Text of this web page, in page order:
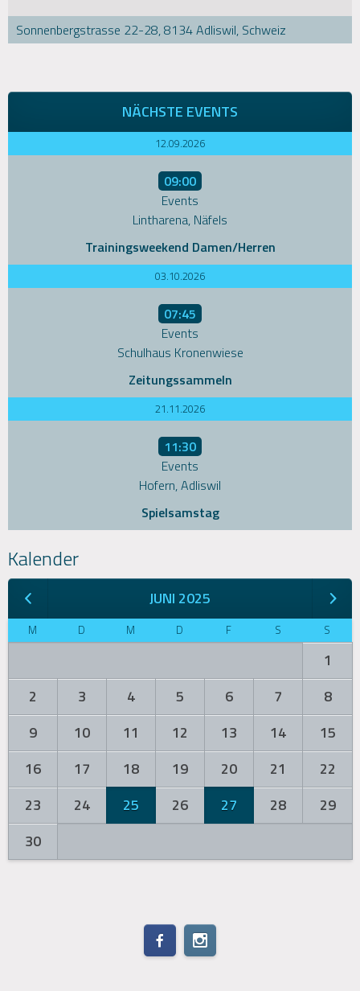
Sonnenbergstrasse 22-28, 8134 Adliswil, Schweiz
NÄCHSTE EVENTS
12.09.2026
09:00
Events
Lintharena, Näfels
Trainingsweekend Damen/Herren
03.10.2026
07:45
Events
Schulhaus Kronenwiese
Zeitungssammeln
21.11.2026
11:30
Events
Hofern, Adliswil
Spielsamstag
Kalender
JUNI 2025
M D M D F S S
1
2
3 4 5 6 7
8
9
10 11 12 13 14
15
16
17 18 19 20 21
22
23
24 25 26 27 28
29
30